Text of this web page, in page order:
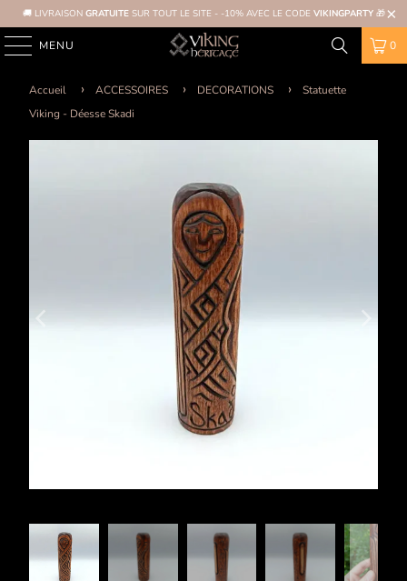
🚚 LIVRAISON GRATUITE SUR TOUT LE SITE - -10% AVEC LE CODE VIKINGPARTY 🎁
MENU 0
Accueil ACCESSOIRES DECORATIONS
Statuette
Viking - Déesse Skadi